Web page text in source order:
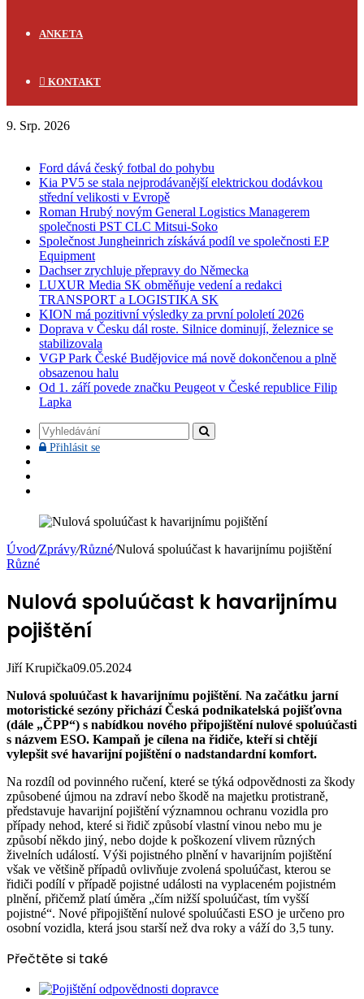
ANKETA
KONTAKT
9. Srp. 2026
Ford dává český fotbal do pohybu
Kia PV5 se stala nejprodávanější elektrickou dodávkou
střední velikosti v Evropě
Roman Hrubý novým General Logistics Managerem
společnosti PST CLC Mitsui-Soko
Společnost Jungheinrich získává podíl ve společnosti EP
Equipment
Dachser zrychluje přepravy do Německa
LUXUR Media SK obměňuje vedení a redakci
TRANSPORT a LOGISTIKA SK
KION má pozitivní výsledky za první pololetí 2026
Doprava v Česku dál roste. Silnice dominují, železnice se
stabilizovala
VGP Park České Budějovice má nově dokončenou a plně
obsazenou halu
Od 1. září povede značku Peugeot v České republice Filip
Lapka
Vyhledávání
Přihlásit sePřihlásit
Úvod/Zprávy/Různé/Nulová spoluúčast k havarijnímu pojištění
Různé
Nulová spoluúčast k havarijnímu
pojištění
Jiří Krupička09.05.2024
Nulová spoluúčast k havarijnímu pojištění. Na začátku jarní
motoristické sezóny přichází Česká podnikatelská pojišťovna
(dále „ČPP“) s nabídkou nového připojištění nulové spoluúčasti
s názvem ESO. Kampaň je cílena na řidiče, kteří si chtějí
vylepšit své havarijní pojištění o nadstandardní komfort.
Na rozdíl od povinného ručení, které se týká odpovědnosti za škody
způsobené újmou na zdraví nebo škodě na majetku protistraně,
představuje havarijní pojištění významnou ochranu vozidla pro
případy nehod, které si řidič způsobí vlastní vinou nebo mu je
způsobí někdo jiný, nebo dojde k poškození vlivem různých
živelních událostí. Výši pojistného plnění v havarijním pojištění
však ve většině případů ovlivňuje zvolená spoluúčast, kterou se
řidiči podílí v případě pojistné události na vyplaceném pojistném
plnění, přičemž platí úměra „čím nižší spoluúčast, tím vyšší
pojistné“. Nové připojištění nulové spoluúčasti ESO je určeno pro
osobní vozidla, která jsou starší než dva roky a váží do 3,5 tuny.
Přečtěte si také